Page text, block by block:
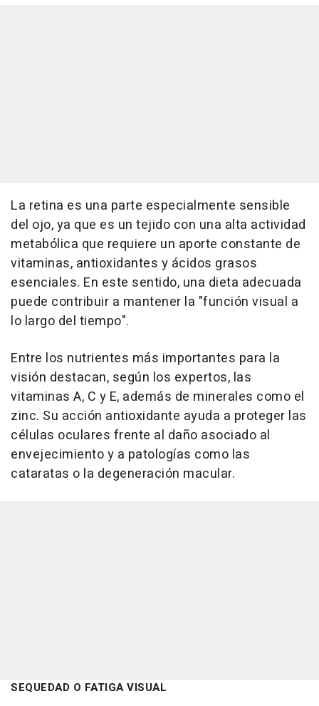
La retina es una parte especialmente sensible
del ojo, ya que es un tejido con una alta actividad
metabólica que requiere un aporte constante de
vitaminas, antioxidantes y ácidos grasos
esenciales. En este sentido, una dieta adecuada
puede contribuir a mantener la "función visual a
lo largo del tiempo".
Entre los nutrientes más importantes para la
visión destacan, según los expertos, las
vitaminas A, C y E, además de minerales como el
zinc. Su acción antioxidante ayuda a proteger las
células oculares frente al daño asociado al
envejecimiento y a patologías como las
cataratas o la degeneración macular.
SEQUEDAD O FATIGA VISUAL